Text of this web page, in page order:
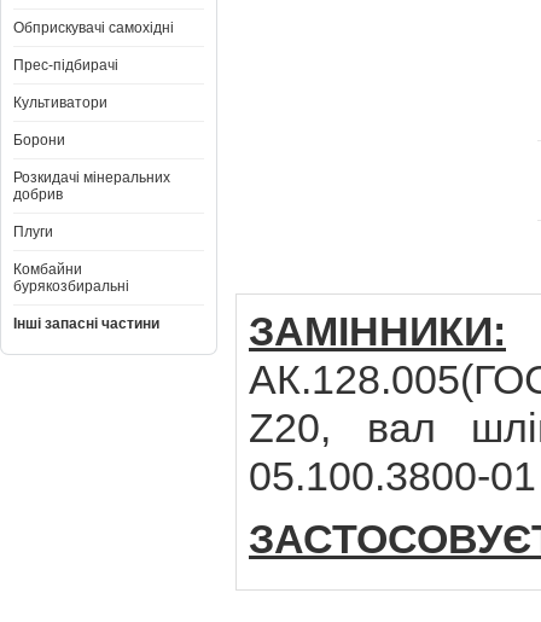
Обприскувачі самохідні
Прес-підбирачі
Культиватори
Борони
Розкидачі мінеральних
добрив
Плуги
Комбайни
бурякозбиральні
Інші запасні частини ЗАМІННИКИ:
Z20, вал
05.100.3800-01